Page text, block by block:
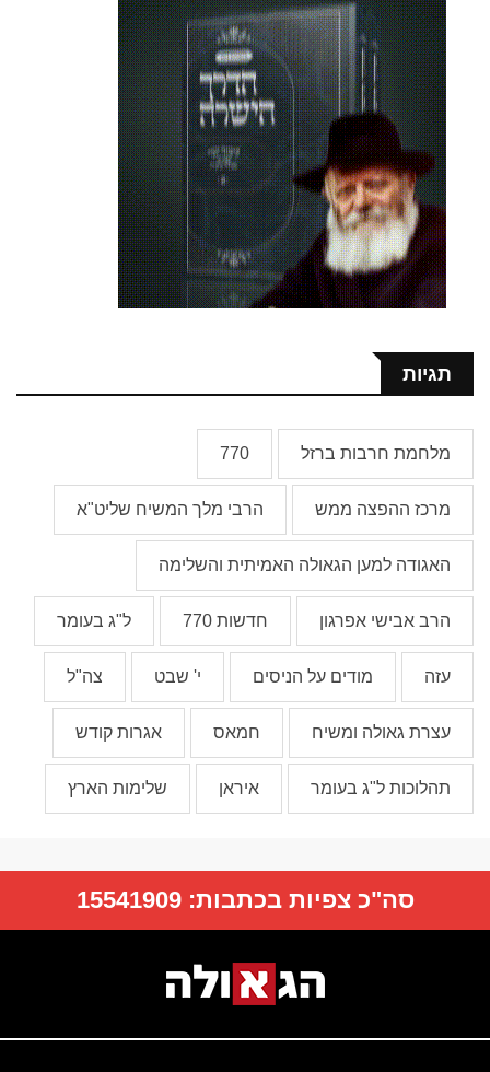
תגיות
מלחמת חרבות ברזל 770
מרכז ההפצה ממש הרבי מלך המשיח שליט"א
האגודה למען הגאולה האמיתית והשלימה
הרב אבישי אפרגון חדשות 770 ל"ג בעומר
עזה מודים על הניסים י' שבט צה"ל
עצרת גאולה ומשיח חמאס אגרות קודש
תהלוכות ל"ג בעומר איראן שלימות הארץ
סה"כ צפיות בכתבות:15541909